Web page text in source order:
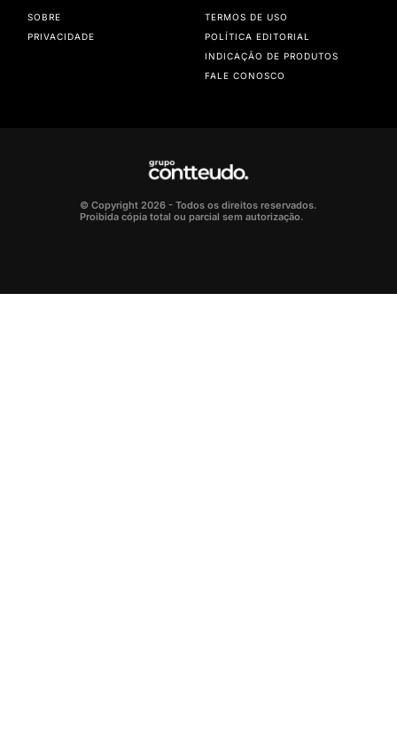
SOBRE
PRIVACIDADE
TERMOS DE USO
POLÍTICA EDITORIAL
INDICAÇÃO DE PRODUTOS
FALE CONOSCO
© Copyright 2026 - Todos os direitos reservados.
Proibida cópia total ou parcial sem autorização.